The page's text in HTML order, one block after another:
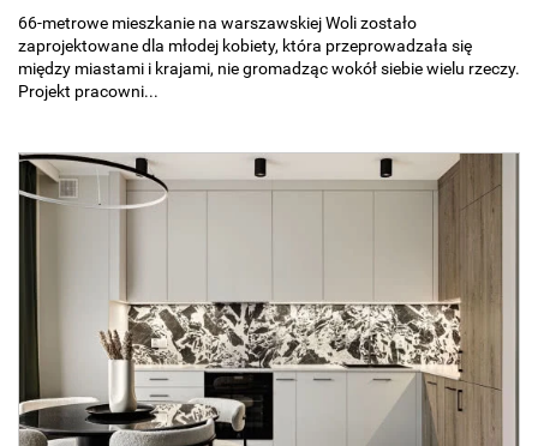
66-metrowe mieszkanie na warszawskiej Woli zostało
zaprojektowane dla młodej kobiety, która przeprowadzała się
między miastami i krajami, nie gromadząc wokół siebie wielu rzeczy.
Projekt pracowni...